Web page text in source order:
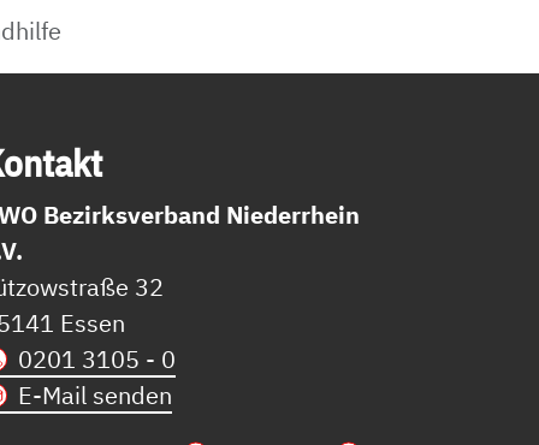
Bezirksverband Niederrhein
32
Essen
0201 3105 - 0
E-Mail senden